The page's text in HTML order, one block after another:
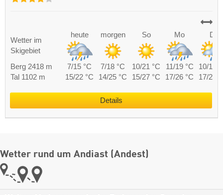
Wetter im
Skigebiet
heute morgen So Mo Di
Berg 2418 m 7/15 °C 7/18 °C 10/21 °C 11/19 °C
10/19
Tal 1102 m
15/22 °C 14/25 °C 15/27 °C 17/26 °C 17/26
Details
Wetter rund um Andiast (Andest)